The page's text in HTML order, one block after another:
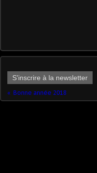
S'inscrire à la newsletter
Bonne année 2018